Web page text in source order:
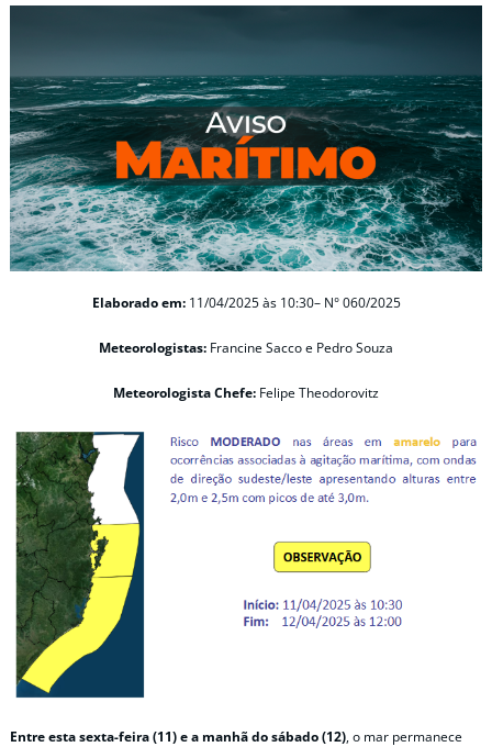
Elaborado em: 11/04/2025 às 10:30– N° 060/2025
Meteorologistas: Francine Sacco e Pedro Souza
Meteorologista Chefe: Felipe Theodorovitz
Entre esta sexta-feira (11) e a manhã do sábado (12), o mar permanece